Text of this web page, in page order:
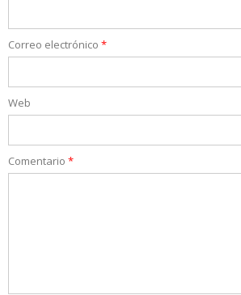
Correo electrónico *
Web
Comentario *